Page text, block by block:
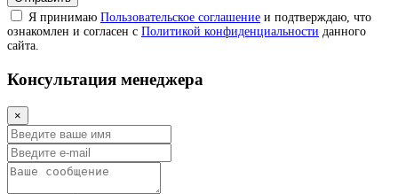
Я принимаю Пользовательское соглашение и подтверждаю, что
ознакомлен и согласен с Политикой конфиденциальности данного
сайта.
Консультация менеджера
×